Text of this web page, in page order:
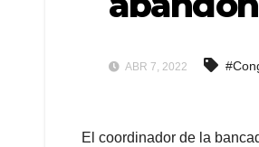
ABR 7, 2022
El coordinador de la